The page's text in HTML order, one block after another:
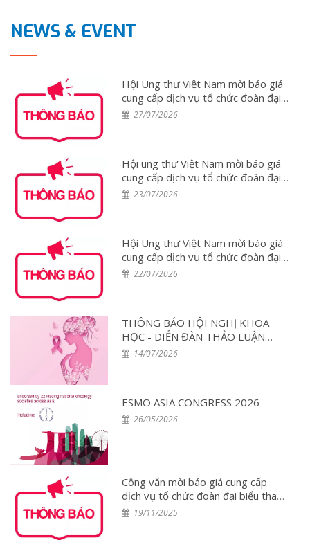
NEWS & EVENT
Hội Ung thư Việt Nam mời báo giá
cung cấp dịch vụ tổ chức đoàn đại
biểu tham dự Hội nghị ESMO 2026
27/07/2026
Hội ung thư Việt Nam mời báo giá
cung cấp dịch vụ tổ chức đoàn đại
biểu tham dự Hội nghị WCLC 2026
23/07/2026
Hội Ung thư Việt Nam mời báo giá
cung cấp dịch vụ tổ chức đoàn đại
biểu tham dự Hội nghị PCUT Huế
22/07/2026
THÔNG BÁO HỘI NGHỊ KHOA
HỌC - DIỄN ĐÀN THẢO LUẬN
CHUYÊN GIA: Tối ưu hóa điều trị
14/07/2026
ESMO ASIA CONGRESS 2026
26/05/2026
Công văn mời báo giá cung cấp
dịch vụ tổ chức đoàn đại biểu tham
dự Hội nghị ESMO 2025 tại
19/11/2025